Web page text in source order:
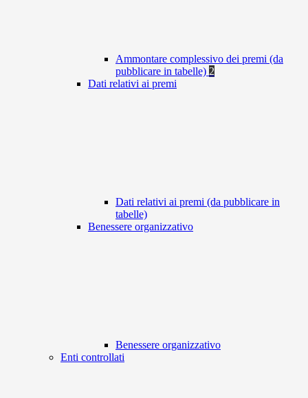
Ammontare complessivo dei premi (da
pubblicare in tabelle) 2
Dati relativi ai premi
Dati relativi ai premi (da pubblicare in
tabelle)
Benessere organizzativo
Benessere organizzativo
Enti controllati